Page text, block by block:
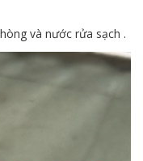
và nước rửa sạch .